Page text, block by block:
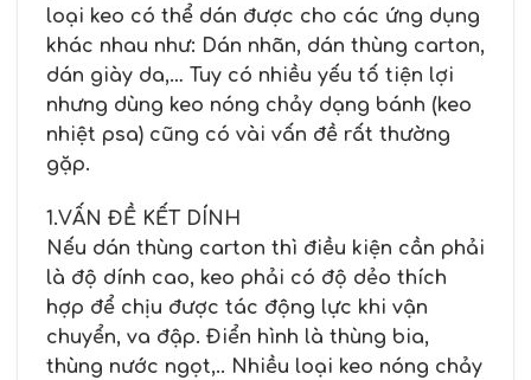
loại keo có thể dán được cho các ứng dụng
khác nhau như: Dán nhãn, dán thùng carton,
dán giày da,… Tuy có nhiều yếu tố tiện lợi
nhưng dùng keo nóng chảy dạng bánh (keo
nhiệt psa) cũng có vài vấn đề rất thường
gặp.
1.VẤN ĐỀ KẾT DÍNH
Nếu dán thùng carton thì điều kiện cần phải
là độ dính cao, keo phải có độ dẻo thích
hợp để chịu được tác động lực khi vận
chuyển, va đập. Điển hình là thùng bia,
thùng nước ngọt,.. Nhiều loại keo nóng chảy